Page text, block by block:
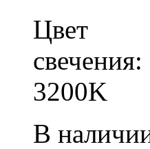
Цвет
свечения:
3200K
В